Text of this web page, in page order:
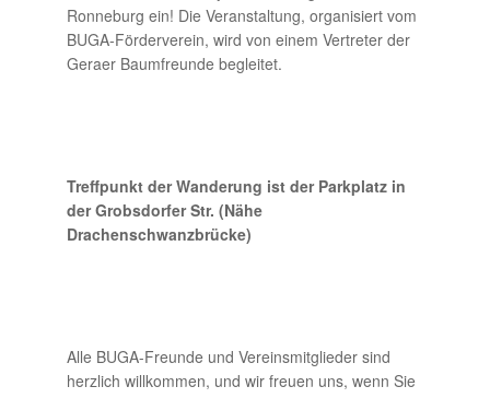
Ronneburg ein! Die Veranstaltung, organisiert vom
BUGA-Förderverein, wird von einem Vertreter der
Geraer Baumfreunde begleitet.
Treffpunkt der Wanderung ist der Parkplatz in
der Grobsdorfer Str. (Nähe
Drachenschwanzbrücke)
Alle BUGA-Freunde und Vereinsmitglieder sind
herzlich willkommen, und wir freuen uns, wenn Sie